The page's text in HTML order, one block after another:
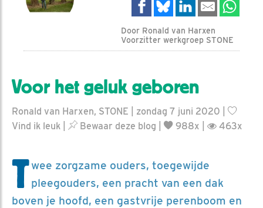
Door Ronald van Harxen
Voorzitter werkgroep STONE
Voor het geluk geboren
Ronald van Harxen, STONE | zondag 7 juni 2020 |
Vind ik leuk
Bewaar deze blog 988x | 463x
Twee zorgzame ouders, toegewijde
pleegouders, een pracht van een dak
boven je hoofd, een gastvrije perenboom en